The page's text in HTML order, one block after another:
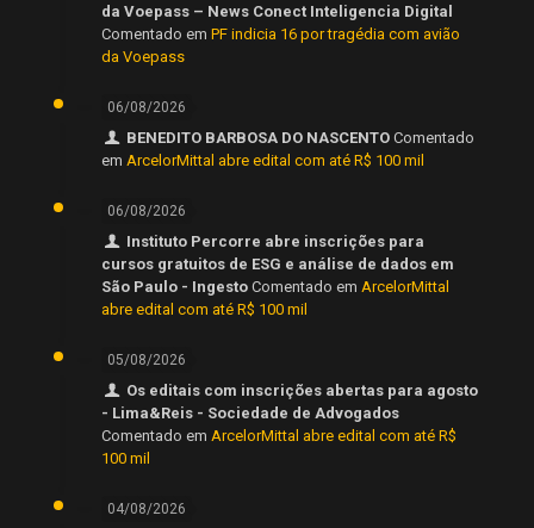
da Voepass – News Conect Inteligencia Digital
Comentado em PF indicia 16 por tragédia com avião
da Voepass
06/08/2026
BENEDITO BARBOSA DO NASCENTO Comentado
em ArcelorMittal abre edital com até R$ 100 mil
06/08/2026
Instituto Percorre abre inscrições para
cursos gratuitos de ESG e análise de dados em
São Paulo - Ingesto Comentado em ArcelorMittal
abre edital com até R$ 100 mil
05/08/2026
Os editais com inscrições abertas para agosto
- Lima&Reis - Sociedade de Advogados
Comentado em ArcelorMittal abre edital com até R$
100 mil
04/08/2026